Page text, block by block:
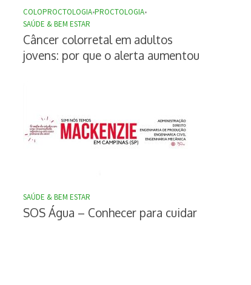
COLOPROCTOLOGIA•PROCTOLOGIA•
SAÚDE & BEM ESTAR
Câncer colorretal em adultos
jovens: por que o alerta aumentou
SAÚDE & BEM ESTAR
SOS Água – Conhecer para cuidar